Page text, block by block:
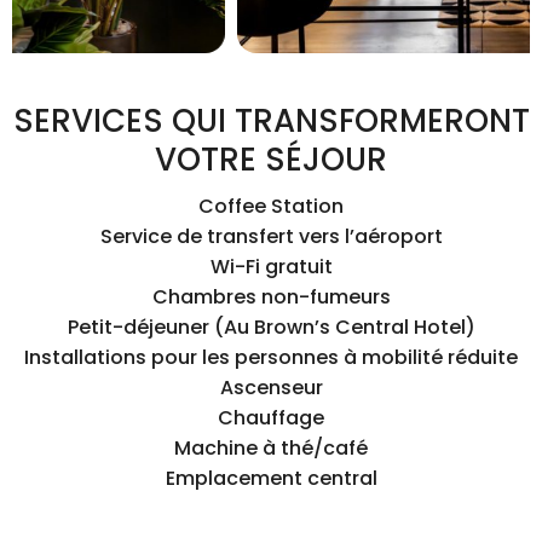
SERVICES QUI TRANSFORMERONT
VOTRE SÉJOUR
Coffee Station
Service de transfert vers l’aéroport
Wi-Fi gratuit
Chambres non-fumeurs
Petit-déjeuner (Au Brown’s Central Hotel)
Installations pour les personnes à mobilité réduite
Ascenseur
Chauffage
Machine à thé/café
Emplacement central